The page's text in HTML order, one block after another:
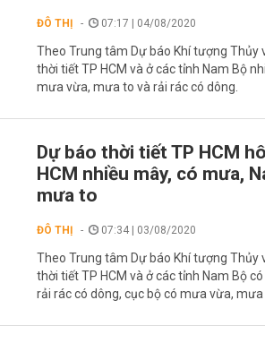
ĐÔ THỊ 07:17 | 04/08/2020
Theo Trung tâm Dự báo Khí tượng Thủy
thời tiết TP HCM và ở các tỉnh Nam Bộ
mưa vừa, mưa to và rải rác có dông.
Dự báo thời tiết TP HCM
HCM nhiều mây, có mưa,
mưa to
ĐÔ THỊ 07:34 | 03/08/2020
Theo Trung tâm Dự báo Khí tượng Thủy
thời tiết TP HCM và ở các tỉnh Nam Bộ
rải rác có dông, cục bộ có mưa vừa, mưa